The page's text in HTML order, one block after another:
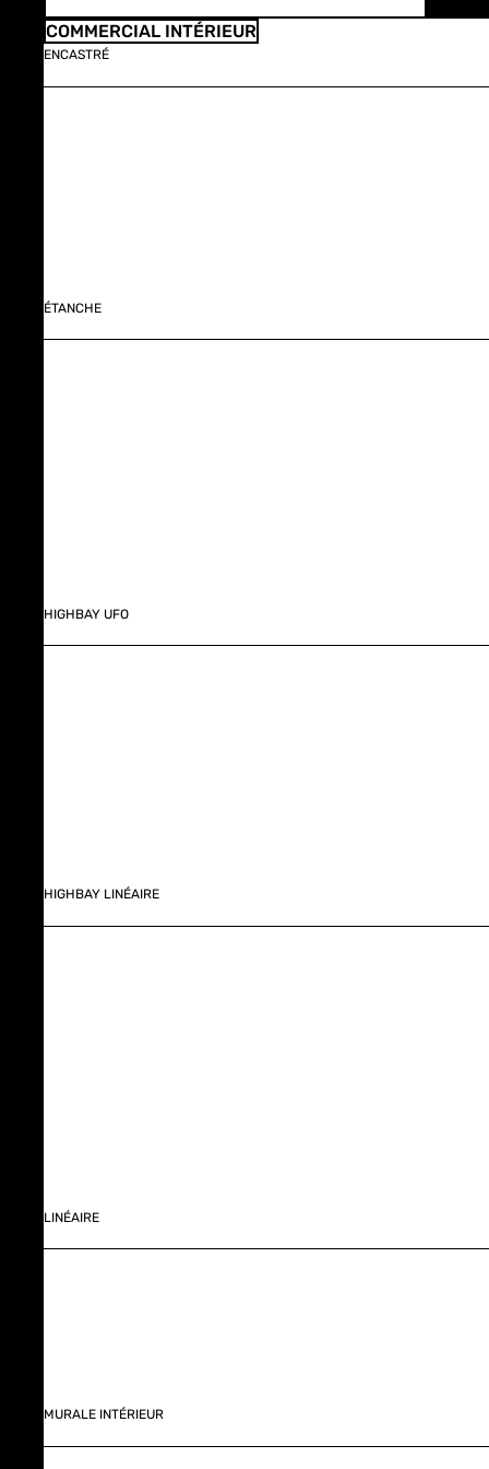
COMMERCIAL INTÉRIEUR
ENCASTRÉ
ÉTANCHE
HIGHBAY UFO
HIGHBAY LINÉAIRE
LINÉAIRE
MURALE INTÉRIEUR